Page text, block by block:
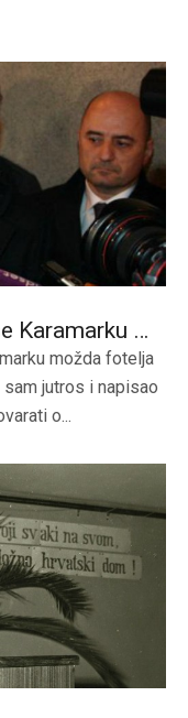
Karamarku …
možda fotelja
jutros i napisao
o...